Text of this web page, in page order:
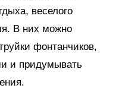
веселого
В них можно
фонтанчиков,
и придумывать